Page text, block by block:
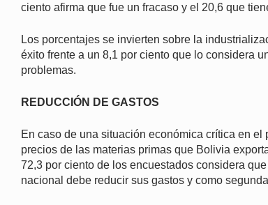
ciento afirma que fue un fracaso y el 20,6 que
Los porcentajes se invierten sobre la
éxito frente a un 8,1 por ciento que lo considera
problemas.
REDUCCIÓN DE GASTOS
En caso de una situación económica crítica en
precios de las materias primas que Bolivia
72,3 por ciento de los encuestados considera
nacional debe reducir sus gastos y como